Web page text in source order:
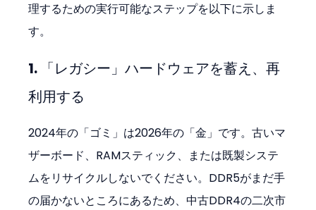
理するための実行可能なステップを以下に示しま
す。
1. 「レガシー」ハードウェアを蓄え、再
利用する
2024年の「ゴミ」は2026年の「金」です。古いマ
ザーボード、RAMスティック、または既製システ
ムをリサイクルしないでください。DDR5がまだ手
の届かないところにあるため、中古DDR4の二次市